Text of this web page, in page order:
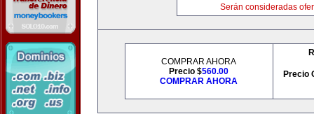
Serán consideradas
COMPRAR AHORA
Precio $560.00
COMPRAR AHORA
Precio